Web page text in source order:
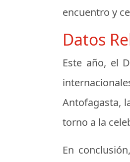
encuentro y
Datos
Este año, el
Antofagasta,
torno a la
En